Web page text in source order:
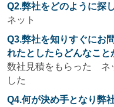
Q2.弊社をどのように探
ネット
Q3.弊社を知りすぐにお
れたとしたらどんなこと
数社見積をもらった ネ
した
Q4.何が決め手となり弊